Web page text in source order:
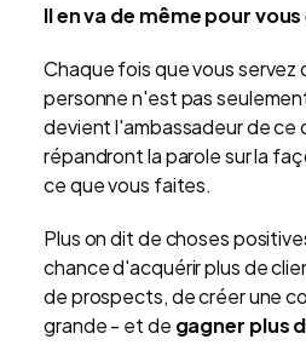
Il en va de même pour
Chaque fois que vous
personne n'est pas
devient l'ambassadeur de ce
répandront la parole sur la
ce que vous faites.
Plus on dit de choses
chance d'acquérir plus de
de prospects, de créer une
grande - et de gagner plus